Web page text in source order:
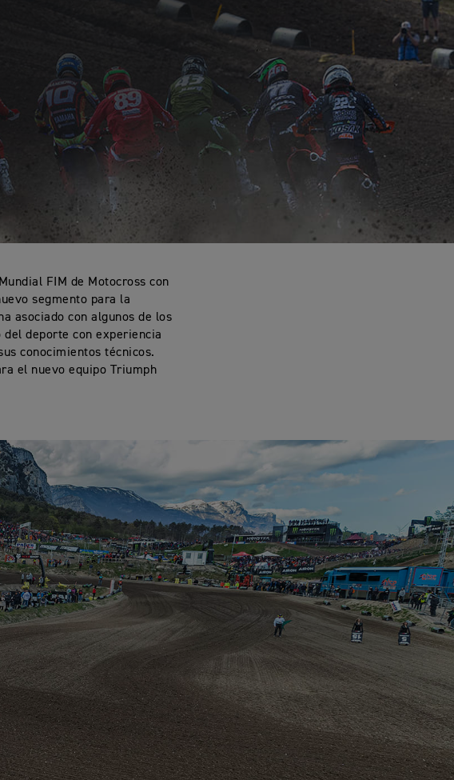
FIM de Motocross con
segmento para la
asociado con algunos de los
deporte con experiencia
conocimientos técnicos.
el nuevo equipo Triumph